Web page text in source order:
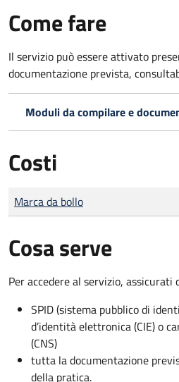
Come fare
Il servizio può essere attivato
documentazione prevista,
Moduli da compilare e
Costi
Tipo di pagamento
Importo
Marca da bollo
Cosa serve
Per accedere al servizio, assicurati
SPID (sistema pubblico di
d’identità elettronica (CIE) o
(CNS)
tutta la documentazione
della pratica.